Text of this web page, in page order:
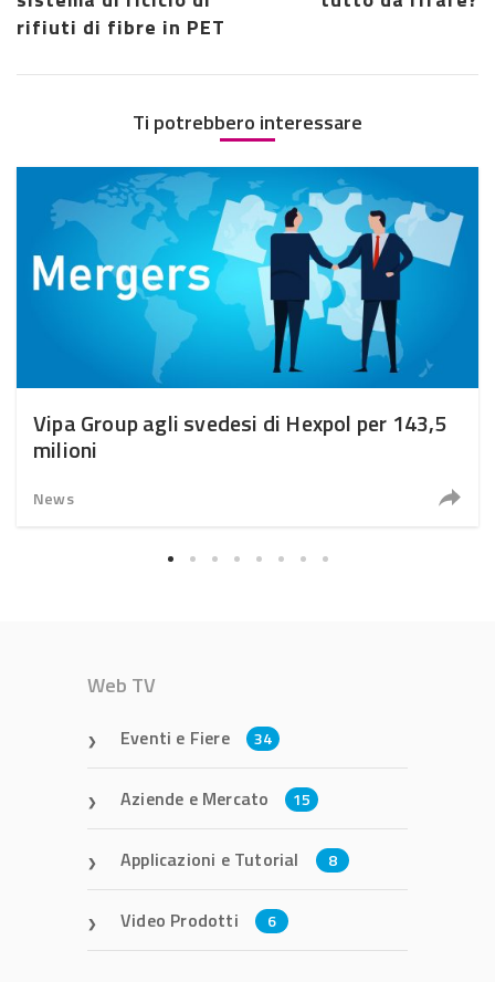
rifiuti di fibre in PET
Ti potrebbero interessare
Vipa Group agli svedesi di Hexpol per 143,5
milioni
News
Web TV
Eventi e Fiere 34
Aziende e Mercato 15
Applicazioni e Tutorial 8
Video Prodotti 6